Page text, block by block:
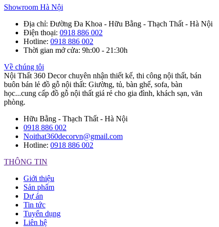
Showroom Hà Nội
Địa chỉ: Đường Đa Khoa - Hữu Bằng - Thạch Thất - Hà Nội
Điện thoại: 0918 886 002
Hotline: 0918 886 002
Thời gian mở cửa: 9h:00 - 21:30h
Về chúng tôi
Nội Thất 360 Decor chuyên nhận thiết kế, thi công nội thất, bán
buôn bán lẻ đồ gỗ nội thất: Giường, tủ, bàn ghế, sofa, bàn
học...cung cấp đồ gỗ nội thất giá rẻ cho gia đình, khách sạn, văn
phòng.
Hữu Bằng - Thạch Thất - Hà Nội
0918 886 002
Noithat360decorvn@gmail.com
Hotline: 0918 886 002
THÔNG TIN
Giới thiệu
Sản phẩm
Dự án
Tin tức
Tuyển dụng
Liên hệ